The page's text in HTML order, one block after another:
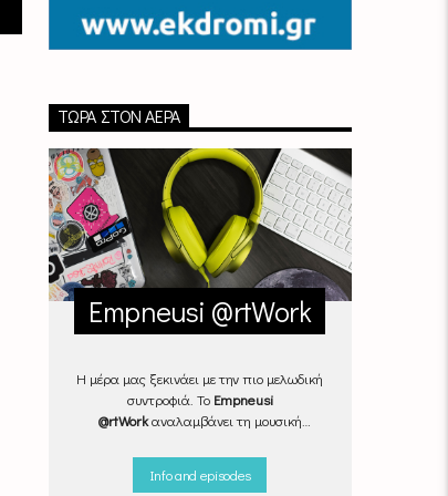
ΤΏΡΑ ΣΤΟΝ ΑΈΡΑ
Empneusi @rtWork
Η μέρα μας ξεκινάει με την πιο μελωδική
συντροφιά. Το Empneusi
@rtWorkαναλαμβάνει τη μουσική
Δευτέρα με Παρασκευή, από τις 07.00
μέχρι τις 10.00.Επιλεγμένα
Info and episodes